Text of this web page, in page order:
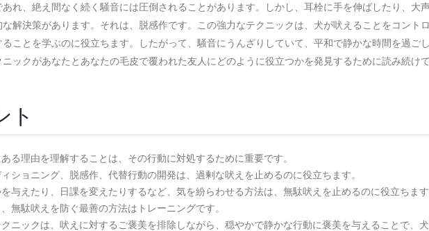
れ、絶え間なく続く騒音には圧倒されることがあります。しかし、耳栓に手を伸ばしたり、大
解決策があります。それは、脱感作です。この強力なテクニックは、犬が吠えることをコント
ることを学ぶのに役立ちます。したがって、騒音にうんざりしていて、平和で静かな時間を過ご
ックがあなたとあなたの毛皮で覆われた友人にどのように役立つかを発見するために読み続け
ト
る理由を理解することは、その行動に対処するために重要です。
ショニング、脱感作、代替行動の開発は、過剰な吠えを止めるのに役立ちます。
与えたり、日課を変えたりするなど、気を紛らわせる方法は、無駄吠えを止めるのに役立ちま
無駄吠えを防ぐ最善の方法はトレーニングです。
ニックは、吠えに対するご褒美を排除しながら、穏やかで静かな行動に褒美を与えることで、